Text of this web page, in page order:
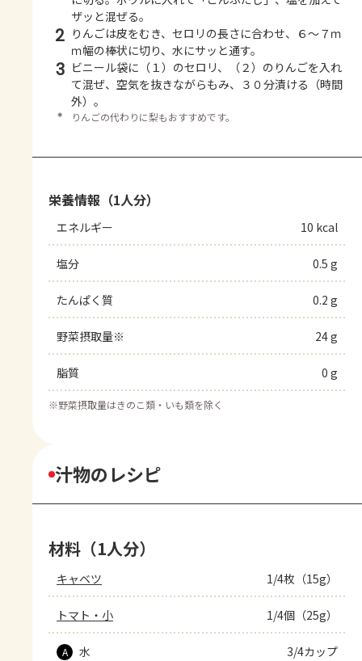
ザッと混ぜる。
2 りんごは皮をむき、セロリの長さに合わせ、６～７ｍ
ｍ幅の棒状に切り、水にサッと通す。
3 ビニール袋に（１）のセロリ、（２）のりんごを入れ
て混ぜ、空気を抜きながらもみ、３０分漬ける（時間
外）。
＊ りんごの代わりに梨もおすすめです。
栄養情報（1人分）
エネルギー 10 kcal
塩分 0.5 g
たんぱく質 0.2 g
野菜摂取量※ 24 g
脂質 0 g
※野菜摂取量はきのこ類・いも類を除く
汁物のレシピ
材料（1人分）
キャベツ 1/4枚（15g）
トマト・小 1/4個（25g）
A 水 3/4カップ